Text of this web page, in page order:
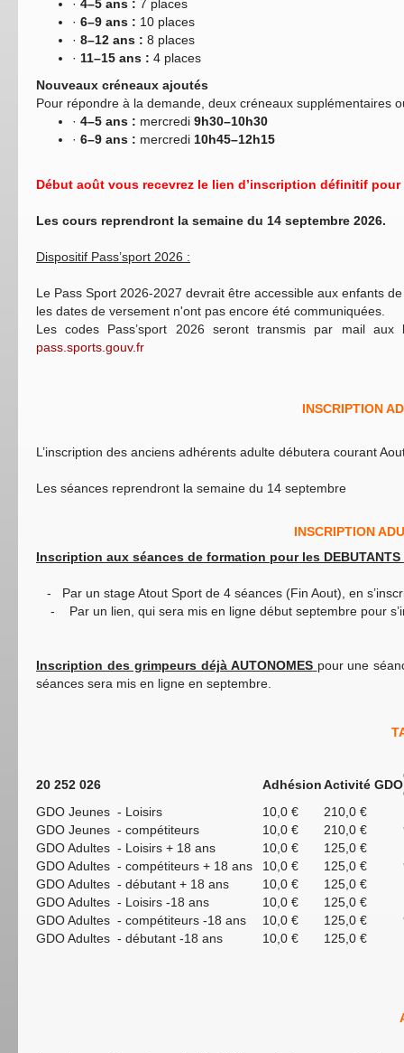
· 4–5 ans : 7 places
· 6–9 ans : 10 places
· 8–12 ans : 8 places
· 11–15 ans : 4 places
Nouveaux créneaux ajoutés
Pour répondre à la demande, deux créneaux supplémentaires
· 4–5 ans : mercredi 9h30–10h30
· 6–9 ans : mercredi 10h45–12h15
Début août vous recevrez le lien d’inscription définitif
Les cours reprendront la semaine du 14 septembre 2026.
Dispositif Pass’sport 2026 :
Le Pass Sport 2026-2027 devrait être accessible aux enfants
les dates de versement n'ont pas encore été communiquées.
Les codes Pass’sport 2026 seront transmis par mail
pass.sports.gouv.fr
INSCRIPTION
L’inscription des anciens adhérents adulte débutera courant
Les séances reprendront la semaine du 14 septembre
INSCRIPTION
Inscription aux séances de formation pour les DEBUTANTS
- Par un stage Atout Sport de 4 séances (Fin Aout), en
- Par un lien, qui sera mis en ligne début septembre pour
Inscription des grimpeurs déjà AUTONOMES pour une
séances sera mis en ligne en septembre.
20 252 026 AdhésionActivité GDO
GDO Jeunes - Loisirs
10,0 €
210,0 €
GDO Jeunes - compétiteurs
10,0 € 210,0 €
GDO Adultes - Loisirs + 18 ans
10,0 €
125,0 €
GDO Adultes - compétiteurs + 18 ans
10,0 € 125,0 €
GDO Adultes - débutant + 18 ans
10,0 €
125,0 €
GDO Adultes - Loisirs -18 ans
10,0 €
125,0 €
GDO Adultes - compétiteurs -18 ans
10,0 € 125,0 €
GDO Adultes - débutant -18 ans
10,0 € 125,0 €